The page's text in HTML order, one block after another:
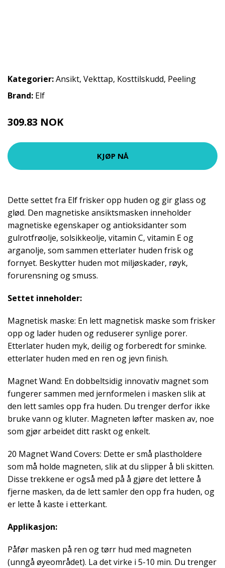
Kategorier:Ansikt, Vekttap, Kosttilskudd, Peeling
Brand: Elf
309.83 NOK
KJØP NÅ
Dette settet fra Elf frisker opp huden og gir glass og
glød. Den magnetiske ansiktsmasken inneholder
magnetiske egenskaper og antioksidanter som
gulrotfrøolje, solsikkeolje, vitamin C, vitamin E og
arganolje, som sammen etterlater huden frisk og
fornyet. Beskytter huden mot miljøskader, røyk,
forurensning og smuss.
Settet inneholder:
Magnetisk maske: En lett magnetisk maske som frisker
opp og lader huden og reduserer synlige porer.
Etterlater huden myk, deilig og forberedt for sminke.
etterlater huden med en ren og jevn finish.
Magnet Wand: En dobbeltsidig innovativ magnet som
fungerer sammen med jernformelen i masken slik at
den lett samles opp fra huden. Du trenger derfor ikke
bruke vann og kluter. Magneten løfter masken av, noe
som gjør arbeidet ditt raskt og enkelt.
20 Magnet Wand Covers: Dette er små plastholdere
som må holde magneten, slik at du slipper å bli skitten.
Disse trekkene er også med på å gjøre det lettere å
fjerne masken, da de lett samler den opp fra huden, og
er lette å kaste i etterkant.
Applikasjon:
Påfør masken på ren og tørr hud med magneten
(unngå øyeområdet). La det virke i 5-10 min. Du trenger